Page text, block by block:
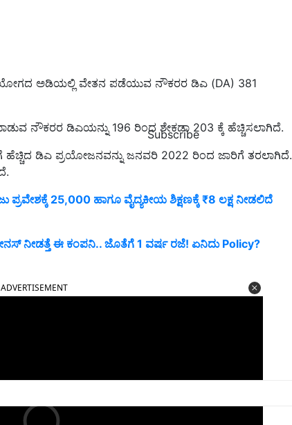
Subscribe
ಅಡಿಯಲ್ಲಿ ವೇತನ ಪಡೆಯುವ ನೌಕರರ ಡಿಎ (DA) 381
ನೌಕರರ ಡಿಎಯನ್ನು 196 ರಿಂದ ಶೇಕಡಾ 203 ಕ್ಕೆ ಹೆಚ್ಚಿಸಲಾಗಿದೆ.
ಡಿಎ ಪ್ರಯೋಜನವನ್ನು ಜನವರಿ 2022 ರಿಂದ ಜಾರಿಗೆ ತರಲಾಗಿದೆ.
25,000 ಹಾಗೂ ವೈದ್ಯಕೀಯ ಶಿಕ್ಷಣಕ್ಕೆ ₹8 ಲಕ್ಷ ನೀಡಲಿದೆ
ನೀಡತ್ತೆ ಈ ಕಂಪನಿ.. ಜೊತೆಗೆ 1 ವರ್ಷ ರಜೆ! ಏನಿದು Policy?